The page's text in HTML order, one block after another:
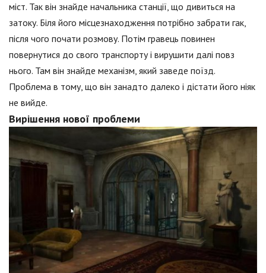
міст. Так він знайде начальника станції, що дивиться на
затоку. Біля його місцезнаходження потрібно забрати гак,
після чого почати розмову. Потім гравець повинен
повернутися до свого транспорту і вирушити далі повз
нього. Там він знайде механізм, який заведе поїзд.
Проблема в тому, що він занадто далеко і дістати його ніяк
не вийде.
Вирішення нової проблеми